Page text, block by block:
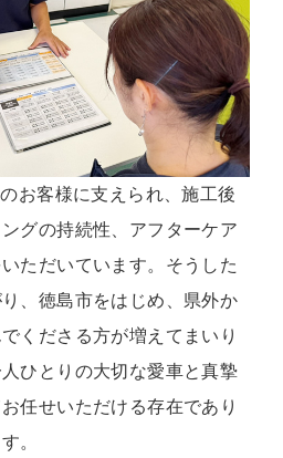
お客様に支えられ、施工後
グの持続性、アフターケア
ただいています。そうした
、徳島市をはじめ、県外か
くださる方が増えてまいり
ひとりの大切な愛車と真摯
任せいただける存在であり
。